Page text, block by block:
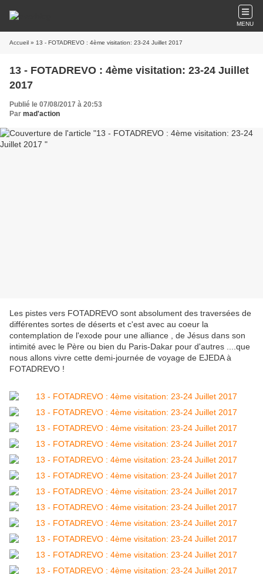
MENU
Accueil » 13 - FOTADREVO : 4ème visitation: 23-24 Juillet 2017
13 - FOTADREVO : 4ème visitation: 23-24 Juillet
2017
Publié le 07/08/2017 à 20:53
Par mad'action
Les pistes vers FOTADREVO sont absolument des traversées de
différentes sortes de déserts et c'est avec au coeur la
contemplation de l'exode pour une alliance , de Jésus dans son
intimité avec le Père ou bien du Paris-Dakar pour d'autres ....que
nous allons vivre cette demi-journée de voyage de EJEDA à
FOTADREVO !